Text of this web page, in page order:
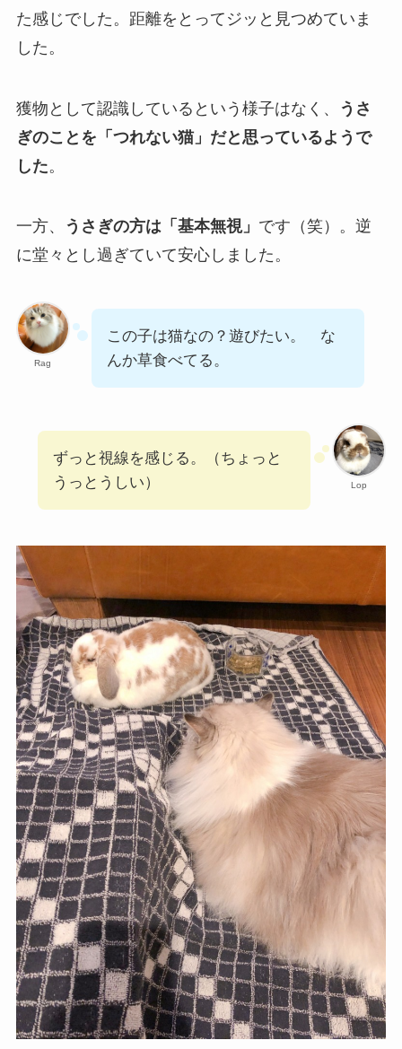
た感じでした。距離をとってジッと見つめていま
した。
獲物として認識しているという様子はなく、
うさ
ぎのことを「つれない猫」だと思っているようで
した。
一方、 うさぎの方は「基本無視」 です（笑）。逆
に堂々とし過ぎていて安心しました。
Rag
この子は猫なの？遊びたい。 な
んか草食べてる。
Lop
ずっと視線を感じる。（ちょっと
うっとうしい）